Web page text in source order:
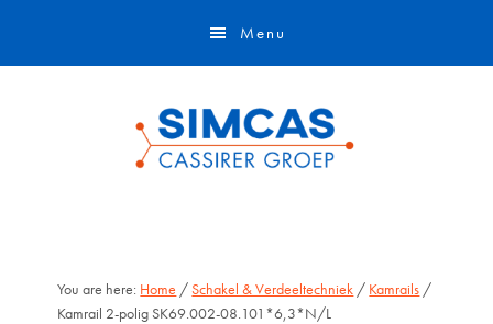
Menu
You are here: Home /Schakel & Verdeeltechniek / Kamrails /
Kamrail 2-polig SK69.002-08.101*6,3*N/L